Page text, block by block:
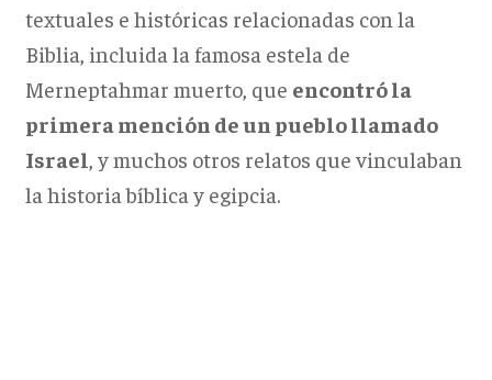
textuales e históricas relacionadas con la
Biblia, incluida la famosa estela de
Merneptahmar muerto, que encontró la
primera mención de un pueblo llamado
Israel, y muchos otros relatos que vinculaban
la historia bíblica y egipcia.